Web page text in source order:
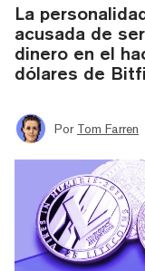
La
acusada de
dinero en el
dólares de
Por Tom Farren